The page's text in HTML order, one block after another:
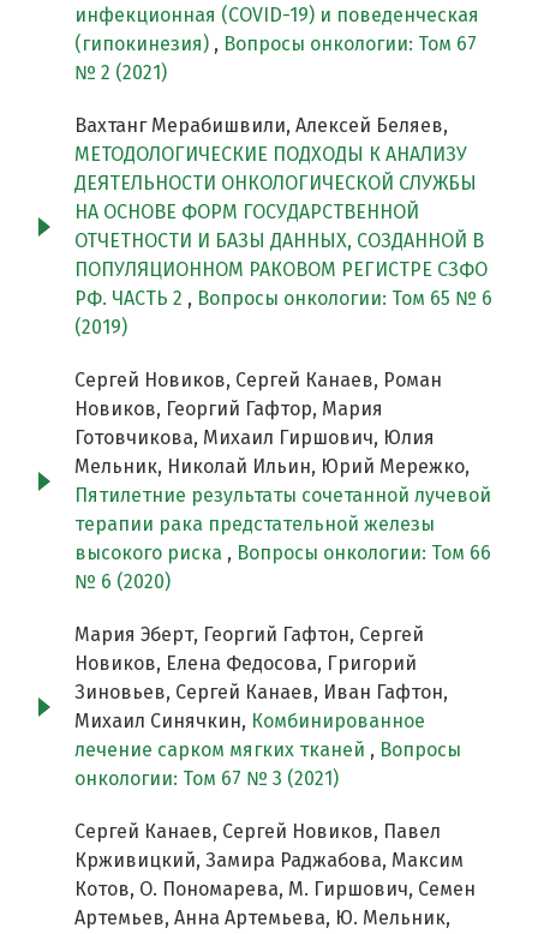
инфекционная (COVID-19) и поведенческая
(гипокинезия) , Вопросы онкологии: Том 67
№ 2 (2021)
Вахтанг Мерабишвили, Алексей Беляев,
МЕТОДОЛОГИЧЕСКИЕ ПОДХОДЫ К АНАЛИЗУ
ДЕЯТЕЛЬНОСТИ ОНКОЛОГИЧЕСКОЙ СЛУЖБЫ
НА ОСНОВЕ ФОРМ ГОСУДАРСТВЕННОЙ
ОТЧЕТНОСТИ И БАЗЫ ДАННЫХ, СОЗДАННОЙ В
ПОПУЛЯЦИОННОМ РАКОВОМ РЕГИСТРЕ СЗФО
РФ. ЧАСТЬ 2 , Вопросы онкологии: Том 65 № 6
(2019)
Сергей Новиков, Сергей Канаев, Роман
Новиков, Георгий Гафтор, Мария
Готовчикова, Михаил Гиршович, Юлия
Мельник, Николай Ильин, Юрий Мережко,
Пятилетние результаты сочетанной лучевой
терапии рака предстательной железы
высокого риска , Вопросы онкологии: Том 66
№ 6 (2020)
Мария Эберт, Георгий Гафтон, Сергей
Новиков, Елена Федосова, Григорий
Зиновьев, Сергей Канаев, Иван Гафтон,
Михаил Синячкин, Комбинированное
лечение сарком мягких тканей , Вопросы
онкологии: Том 67 № 3 (2021)
Сергей Канаев, Сергей Новиков, Павел
Крживицкий, Замира Раджабова, Максим
Котов, О. Пономарева, М. Гиршович, Семен
Артемьев, Анна Артемьева, Ю. Мельник,